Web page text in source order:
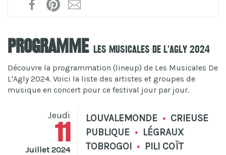
Programme Les Musicales De L'Agly 2024
Découvre la programmation (lineup) de Les Musicales De
L'Agly 2024. Voici la liste des artistes et groupes de
musique en concert pour ce festival jour par jour.
Jeudi
11
Juillet 2024
LOUVALEMONDE • CRIEUSE
PUBLIQUE • LÉGRAUX
TOBROGOI • PILI COÏT